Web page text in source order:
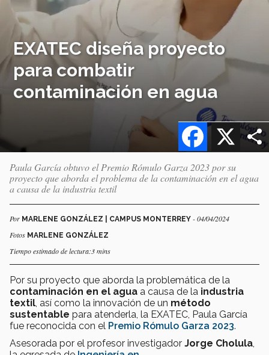
EXATEC diseña proyecto
para combatir
contaminación en agua
X
Facebook
Paula García obtuvo el Premio Rómulo Garza 2023 por su
proyecto que aborda el problema de la contaminación en el agua
a causa de la industria textil
Por MARLENE GONZÁLEZ | CAMPUS MONTERREY - 04/04/2024
Fotos MARLENE GONZÁLEZ
Tiempo estimado de lectura:3 mins
Por su proyecto que aborda la problemática de la
contaminación en el agua a causa de la industria
textil , así como la innovación de un método
sustentable para atenderla, la EXATEC, Paula García
fue reconocida con el Premio Rómulo Garza 2023.
Asesorada por el profesor investigador Jorge Cholula